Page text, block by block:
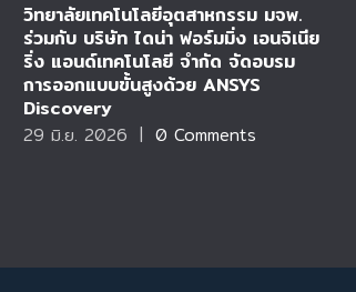
วิทยาลัยเทคโนโลยีอุตสาหกรรม มจพ.
ร่วมกับ บริษัท ไดน่า ฟอร์มมิ่ง เอนจิเนีย
ริ่ง แอนด์เทคโนโลยี จำกัด จัดอบรม
การออกแบบขั้นสูงด้วย ANSYS
Discovery
29 มิ.ย. 2026 | 0 Comments